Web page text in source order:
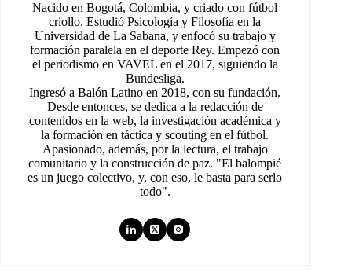
Nacido en Bogotá, Colombia, y criado con fútbol
criollo. Estudió Psicología y Filosofía en la
Universidad de La Sabana, y enfocó su trabajo y
formación paralela en el deporte Rey. Empezó con
el periodismo en VAVEL en el 2017, siguiendo la
Bundesliga.
Ingresó a Balón Latino en 2018, con su fundación.
Desde entonces, se dedica a la redacción de
contenidos en la web, la investigación académica y
la formación en táctica y scouting en el fútbol.
Apasionado, además, por la lectura, el trabajo
comunitario y la construcción de paz. "El balompié
es un juego colectivo, y, con eso, le basta para serlo
todo".